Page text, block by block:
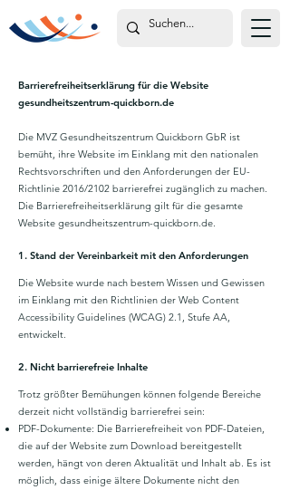
Barrierefreiheitserklärung für die Website
gesundheitszentrum-quickborn.de
Die MVZ Gesundheitszentrum Quickborn GbR ist
bemüht, ihre Website im Einklang mit den nationalen
Rechtsvorschriften und den Anforderungen der EU-
Richtlinie 2016/2102 barrierefrei zugänglich zu machen.
Die Barrierefreiheitserklärung gilt für die gesamte
Website gesundheitszentrum-quickborn.de.
1. Stand der Vereinbarkeit mit den Anforderungen
Die Website wurde nach bestem Wissen und Gewissen
im Einklang mit den Richtlinien der Web Content
Accessibility Guidelines (WCAG) 2.1, Stufe AA,
entwickelt.
2. Nicht barrierefreie Inhalte
Trotz größter Bemühungen können folgende Bereiche
derzeit nicht vollständig barrierefrei sein:
PDF-Dokumente: Die Barrierefreiheit von PDF-Dateien,
die auf der Website zum Download bereitgestellt
werden, hängt von deren Aktualität und Inhalt ab. Es ist
möglich, dass einige ältere Dokumente nicht den